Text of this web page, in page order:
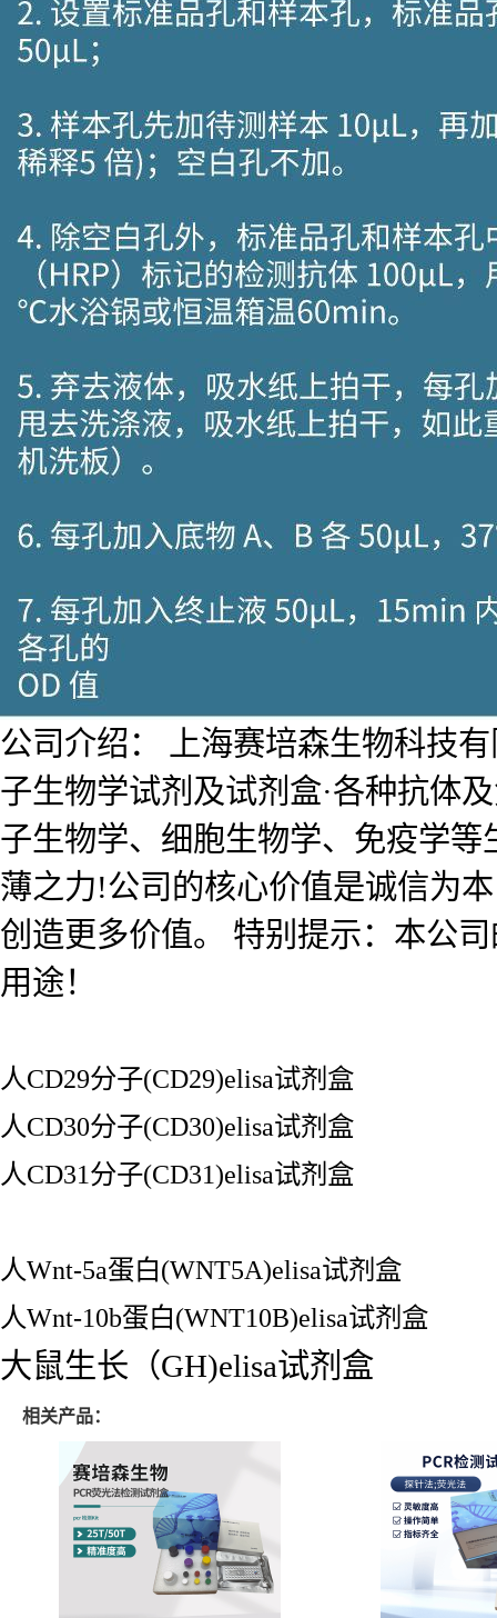
公司介绍： 上海赛培森生物科技有
子生物学试剂及试剂盒·各种抗体
子生物学、细胞生物学、免疫学
薄之力!公司的核心价值是诚信为
创造更多价值。 特别提示：本公
用途！
人CD29分子(CD29)elisa试剂盒
人CD30分子(CD30)elisa试剂盒
人CD31分子(CD31)elisa试剂盒
人Wnt-5a蛋白(WNT5A)elisa试剂盒
人Wnt-10b蛋白(WNT10B)elisa试剂盒
大鼠生长（GH)elisa试剂盒
相关产品：